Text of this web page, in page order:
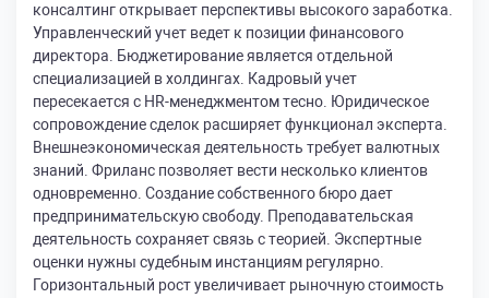
консалтинг открывает перспективы высокого заработка.
Управленческий учет ведет к позиции финансового
директора. Бюджетирование является отдельной
специализацией в холдингах. Кадровый учет
пересекается с HR-менеджментом тесно. Юридическое
сопровождение сделок расширяет функционал эксперта.
Внешнеэкономическая деятельность требует валютных
знаний. Фриланс позволяет вести несколько клиентов
одновременно. Создание собственного бюро дает
предпринимательскую свободу. Преподавательская
деятельность сохраняет связь с теорией. Экспертные
оценки нужны судебным инстанциям регулярно.
Горизонтальный рост увеличивает рыночную стоимость